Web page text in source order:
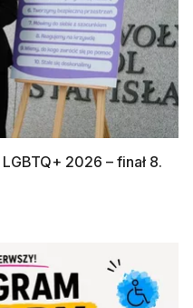
2026 – finał 8.